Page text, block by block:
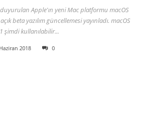
Apple'ın yeni Mac platformu macOS
beta yazılım güncellemesi yayınladı. macOS
şimdi kullanılabilir...
2018 0